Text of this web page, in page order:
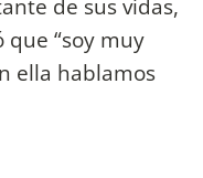
“soy muy
ella hablamos